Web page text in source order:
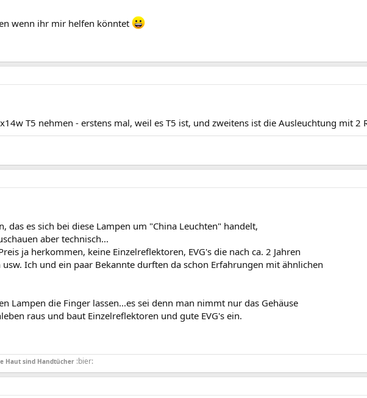
wenn ihr mir helfen könntet
T5 nehmen - erstens mal, weil es T5 ist, und zweitens ist die Ausleuchtung mit 2
das es sich bei diese Lampen um "China Leuchten" handelt,
aber technisch...
ja herkommen, keine Einzelreflektoren, EVG's die nach ca. 2 Jahren
usw. Ich und ein paar Bekannte durften da schon Erfahrungen mit ähnlichen
Lampen die Finger lassen...es sei denn man nimmt nur das Gehäuse
raus und baut Einzelreflektoren und gute EVG's ein.
Haut sind Handtücher :bier: